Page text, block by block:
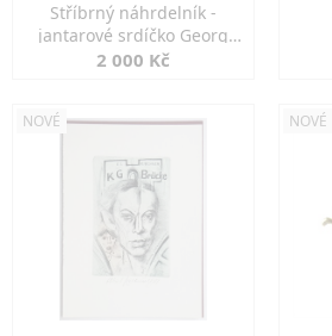
Stříbrný náhrdelník -
jantarové srdíčko Georg
Kramer
2 000 Kč
NOVÉ NOVÉ